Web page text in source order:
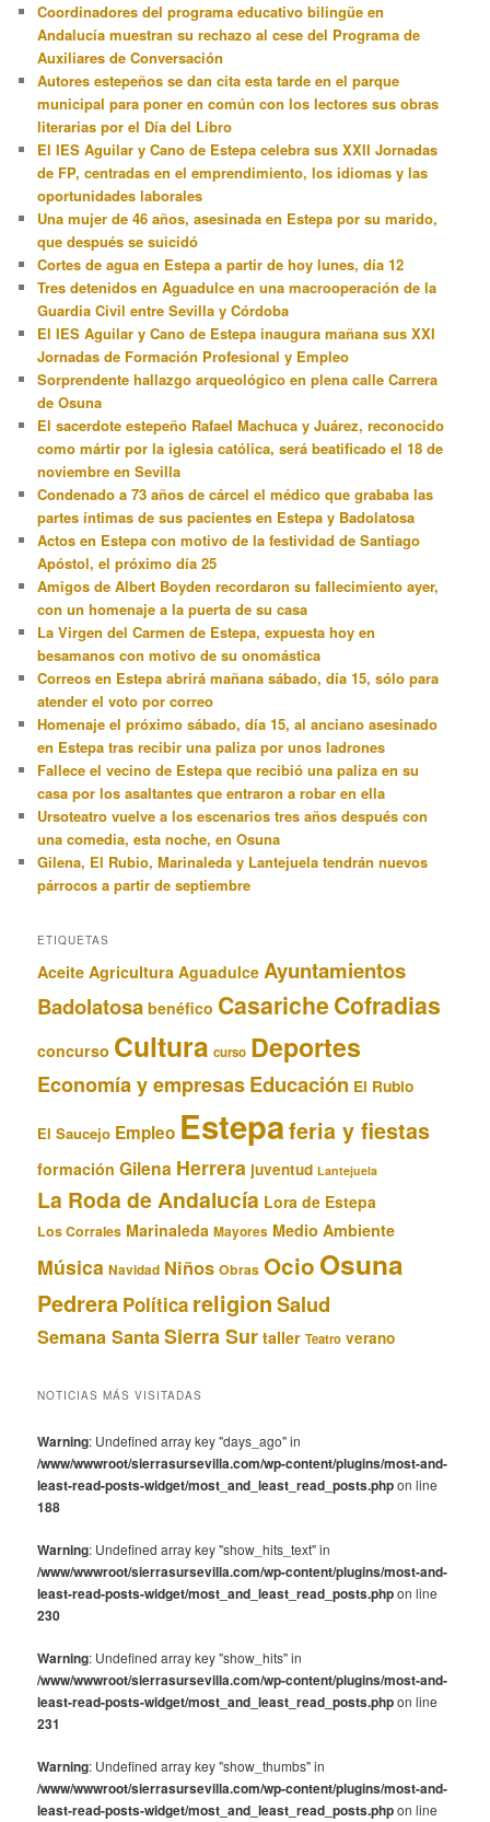
Coordinadores del programa educativo bilingüe en
Andalucía muestran su rechazo al cese del Programa de
Auxiliares de Conversación
Autores estepeños se dan cita esta tarde en el parque
municipal para poner en común con los lectores sus obras
literarias por el Día del Libro
El IES Aguilar y Cano de Estepa celebra sus XXII Jornadas
de FP, centradas en el emprendimiento, los idiomas y las
oportunidades laborales
Una mujer de 46 años, asesinada en Estepa por su marido,
que después se suicidó
Cortes de agua en Estepa a partir de hoy lunes, día 12
Tres detenidos en Aguadulce en una macrooperación de la
Guardia Civil entre Sevilla y Córdoba
El IES Aguilar y Cano de Estepa inaugura mañana sus XXI
Jornadas de Formación Profesional y Empleo
Sorprendente hallazgo arqueológico en plena calle Carrera
de Osuna
El sacerdote estepeño Rafael Machuca y Juárez, reconocido
como mártir por la iglesia católica, será beatificado el 18 de
noviembre en Sevilla
Condenado a 73 años de cárcel el médico que grababa las
partes íntimas de sus pacientes en Estepa y Badolatosa
Actos en Estepa con motivo de la festividad de Santiago
Apóstol, el próximo día 25
Amigos de Albert Boyden recordaron su fallecimiento ayer,
con un homenaje a la puerta de su casa
La Virgen del Carmen de Estepa, expuesta hoy en
besamanos con motivo de su onomástica
Correos en Estepa abrirá mañana sábado, día 15, sólo para
atender el voto por correo
Homenaje el próximo sábado, día 15, al anciano asesinado
en Estepa tras recibir una paliza por unos ladrones
Fallece el vecino de Estepa que recibió una paliza en su
casa por los asaltantes que entraron a robar en ella
Ursoteatro vuelve a los escenarios tres años después con
una comedia, esta noche, en Osuna
Gilena, El Rubio, Marinaleda y Lantejuela tendrán nuevos
párrocos a partir de septiembre
ETIQUETAS
Aceite Agricultura Aguadulce Ayuntamientos
Badolatosa benéfico CasaricheCofradias
concurso Cultura curso Deportes
Economía y empresasEducación El Rubio
El Saucejo Empleo Estepaferia y fiestas
formación Gilena Herrera juventud Lantejuela
La Roda de Andalucía Lora de Estepa
Los Corrales Marinaleda Mayores Medio Ambiente
Música Navidad Niños Obras Ocio Osuna
Pedrera Política religionSalud
Semana SantaSierra Sur taller Teatro verano
NOTICIAS MÁS VISITADAS
Warning: Undefined array key "days_ago" in
/www/wwwroot/sierrasursevilla.com/wp-content/plugins/most-and-
least-read-posts-widget/most_and_least_read_posts.phpon line
188
Warning: Undefined array key "show_hits_text" in
/www/wwwroot/sierrasursevilla.com/wp-content/plugins/most-and-
least-read-posts-widget/most_and_least_read_posts.phpon line
230
Warning: Undefined array key "show_hits" in
/www/wwwroot/sierrasursevilla.com/wp-content/plugins/most-and-
least-read-posts-widget/most_and_least_read_posts.phpon line
231
Warning: Undefined array key "show_thumbs" in
/www/wwwroot/sierrasursevilla.com/wp-content/plugins/most-and-
least-read-posts-widget/most_and_least_read_posts.phpon line